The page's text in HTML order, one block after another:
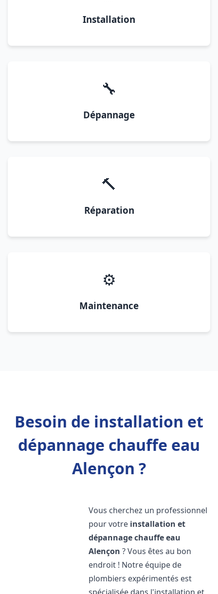
Installation
🔧
Dépannage
🔨
Réparation
⚙️
Maintenance
Besoin de installation et
dépannage chauffe eau
Alençon ?
Vous cherchez un professionnel
pour votre installation et
dépannage chauffe eau
Alençon ? Vous êtes au bon
endroit ! Notre équipe de
plombiers expérimentés est